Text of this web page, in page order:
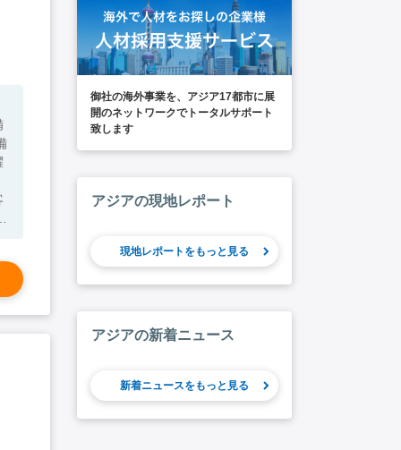
御社の海外事業を、アジア17都市に展
開のネットワークでトータルサポート
致します
アジアの現地レポート
現地レポートをもっと見る
アジアの新着ニュース
新着ニュースをもっと見る